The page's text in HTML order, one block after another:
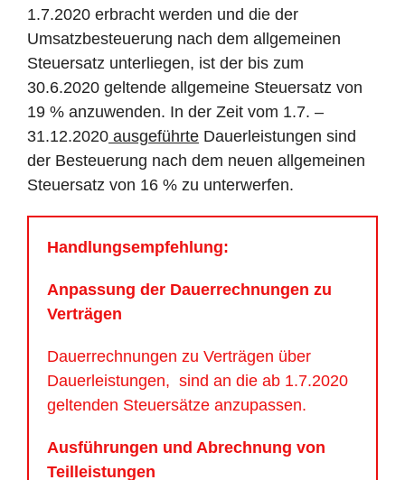
1.7.2020 erbracht werden und die der
Umsatzbesteuerung nach dem allgemeinen
Steuersatz unterliegen, ist der bis zum
30.6.2020 geltende allgemeine Steuersatz von
19 % anzuwenden. In der Zeit vom 1.7. –
31.12.2020 ausgeführte Dauerleistungen sind
der Besteuerung nach dem neuen allgemeinen
Steuersatz von 16 % zu unterwerfen.
Handlungsempfehlung:
Anpassung der Dauerrechnungen zu
Verträgen
Dauerrechnungen zu Verträgen über
Dauerleistungen, sind an die ab 1.7.2020
geltenden Steuersätze anzupassen.
Ausführungen und Abrechnung von
Teilleistungen